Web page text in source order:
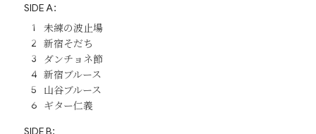
SIDE A：
未練の波止場
新宿そだち
ダンチョネ節
新宿ブルース
山谷ブルース
ギター仁義
SIDE B：